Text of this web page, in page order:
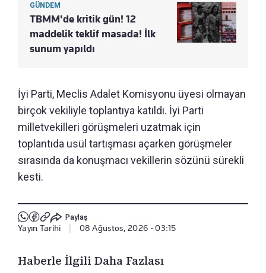
GÜNDEM
TBMM'de kritik gün! 12
maddelik teklif masada! İlk
sunum yapıldı
İyi Parti, Meclis Adalet Komisyonu üyesi olmayan
birçok vekiliyle toplantıya katıldı. İyi Parti
milletvekilleri görüşmeleri uzatmak için
toplantıda usül tartışması açarken görüşmeler
sırasında da konuşmacı vekillerin sözünü sürekli
kesti.
Paylaş
Yayın Tarihi | 08 Ağustos, 2026 - 03:15
Haberle İlgili Daha Fazlası